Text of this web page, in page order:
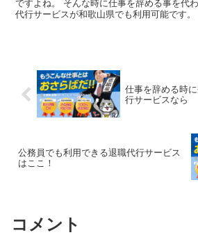
ですよね。 そんな時に仕事を辞める事を代
代行サービスが和歌山県でも利用可能です
仕事を辞める時
行サービスなら
公務員でも利用できる退職代行サービス
はここ！
コメント